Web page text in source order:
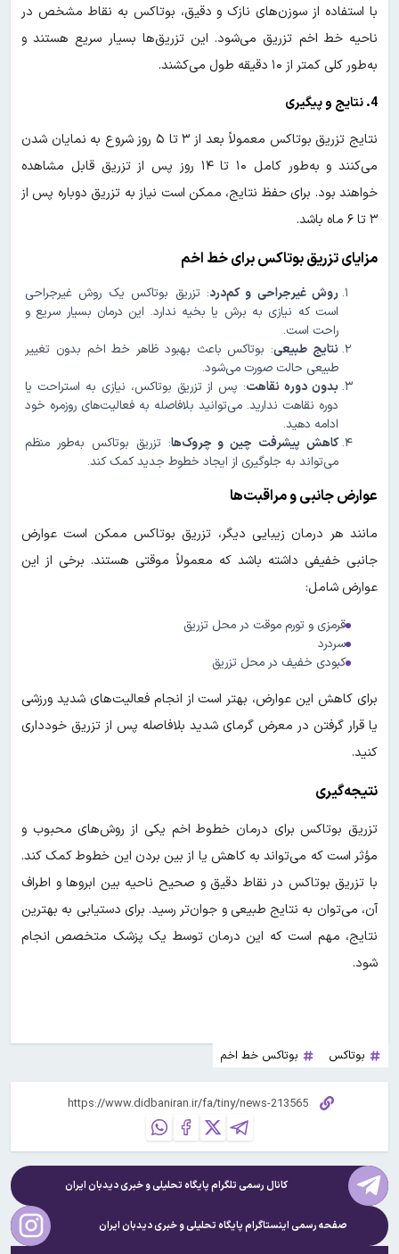
با استفاده از سوزن‌های نازک و دقیق، بوتاکس به نقاط مشخص در
ناحیه خط اخم تزریق می‌شود. این تزریق‌ها بسیار سریع هستند و
به‌طور کلی کمتر از ۱۰ دقیقه طول می‌کشند.
4. نتایج و پیگیری
نتایج تزریق بوتاکس معمولاً بعد از ۳ تا ۵ روز شروع به نمایان شدن
می‌کنند و به‌طور کامل ۱۰ تا ۱۴ روز پس از تزریق قابل مشاهده
خواهند بود. برای حفظ نتایج، ممکن است نیاز به تزریق دوباره پس از
۳ تا ۶ ماه باشد.
مزایای تزریق بوتاکس برای خط اخم
روش غیرجراحی و کم‌درد: تزریق بوتاکس یک روش غیرجراحی
است که نیازی به برش یا بخیه ندارد. این درمان بسیار سریع و
راحت است.
نتایج طبیعی: بوتاکس باعث بهبود ظاهر خط اخم بدون تغییر
طبیعی حالت صورت می‌شود.
بدون دوره نقاهت: پس از تزریق بوتاکس، نیازی به استراحت یا
دوره نقاهت ندارید. می‌توانید بلافاصله به فعالیت‌های روزمره خود
ادامه دهید.
کاهش پیشرفت چین و چروک‌ها: تزریق بوتاکس به‌طور منظم
می‌تواند به جلوگیری از ایجاد خطوط جدید کمک کند.
عوارض جانبی و مراقبت‌ها
مانند هر درمان زیبایی دیگر، تزریق بوتاکس ممکن است عوارض
جانبی خفیفی داشته باشد که معمولاً موقتی هستند. برخی از این
عوارض شامل:
قرمزی و تورم موقت در محل تزریق
سردرد
کبودی خفیف در محل تزریق
برای کاهش این عوارض، بهتر است از انجام فعالیت‌های شدید ورزشی
یا قرار گرفتن در معرض گرمای شدید بلافاصله پس از تزریق خودداری
کنید.
نتیجه‌گیری
تزریق بوتاکس برای درمان خطوط اخم یکی از روش‌های محبوب و
مؤثر است که می‌تواند به کاهش یا از بین بردن این خطوط کمک کند.
با تزریق بوتاکس در نقاط دقیق و صحیح ناحیه بین ابروها و اطراف
آن، می‌توان به نتایج طبیعی و جوان‌تر رسید. برای دستیابی به بهترین
نتایج، مهم است که این درمان توسط یک پزشک متخصص انجام
شود.
بوتاکس بوتاکس خط اخم
کانال رسمی تلگرام پایگاه تحلیلی و خبریدیدبان ایران
صفحه رسمی اینستاگرام پایگاه تحلیلی و خبریدیدبان ایران